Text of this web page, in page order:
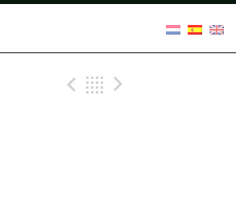
Previous Gig
Back